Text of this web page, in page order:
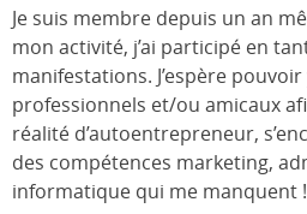
Je suis membre depuis un an
mon activité, j’ai participé en
manifestations. J’espère
professionnels et/ou amicaux
réalité d’autoentrepreneur,
des compétences marketing,
informatique qui me manquent !